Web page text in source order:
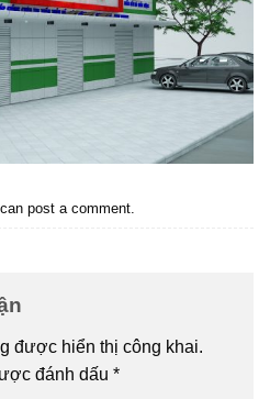
post a comment
được hiển thị công khai.
đánh dấu *